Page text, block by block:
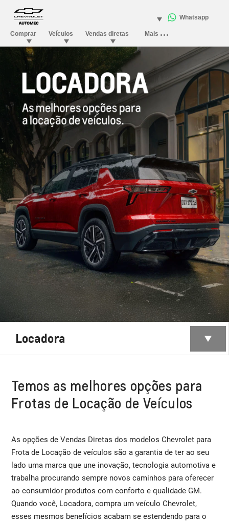
Locadora
Temos as melhores opções para
Frotas de Locação de Veículos
As opções de Vendas Diretas dos modelos Chevrolet para
Frota de Locação de veículos são a garantia de ter ao seu
lado uma marca que une inovação, tecnologia automotiva e
trabalha procurando sempre novos caminhos para oferecer
ao consumidor produtos com conforto e qualidade GM.
Quando você, Locadora, compra um veículo Chevrolet,
esses mesmos benefícios acabam se estendendo para o